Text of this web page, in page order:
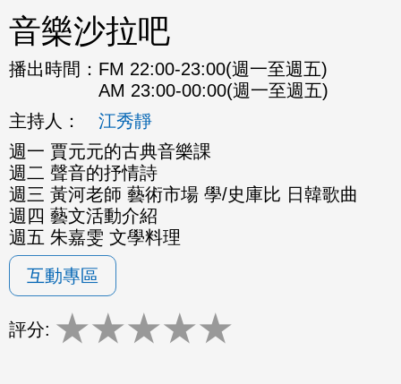
音樂沙拉吧
播出時間： FM 22:00-23:00(週一至週五)
AM 23:00-00:00(週一至週五)
主持人：
江秀靜
週一 賈元元的古典音樂課
週二 聲音的抒情詩
週三 黃河老師 藝術市場 學/史庫比 日韓歌曲
週四 藝文活動介紹
週五 朱嘉雯 文學料理
互動專區
評分: ★★★★★